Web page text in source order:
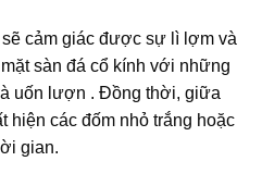
cảm giác được sự lì lợm và
sàn đá cổ kính với những
uốn lượn . Đồng thời, giữa
các đốm nhỏ trắng hoặc
gian.